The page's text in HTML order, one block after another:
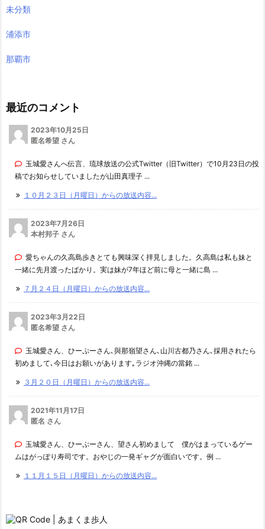
未分類
浦添市
那覇市
最近のコメント
2023年10月25日
匿名希望 さん
玉城愛さんへ伝言、琉球放送の公式Twitter（旧Twitter）で10月23日の投
稿でお知らせしていましたが山田真理子 ...
１０月２３日（月曜日）からの放送内容...
2023年7月26日
本村邦子 さん
愛ちゃんの久高島歩きとても興味深く拝見しました。久高島は私も妹と
一緒に先月渡ったばかり。実は妹が7年ほど前に母と一緒に島 ...
７月２４日（月曜日）からの放送内容...
2023年3月22日
匿名希望 さん
玉城愛さん、ひーぷーさん､與那嶺望さん､山川古都乃さん､採用されたら
初めまして､今日はお願いがあります｡ラジオ沖縄の當銘 ...
３月２０日（月曜日）からの放送内容...
2021年11月17日
匿名 さん
玉城愛さん、ひーぷーさん、望さん初めまして 僕がはまっているゲー
ムはがっぽり寿司です。おやじの一発ギャグが面白いです。例 ...
１１月１５日（月曜日）からの放送内容...